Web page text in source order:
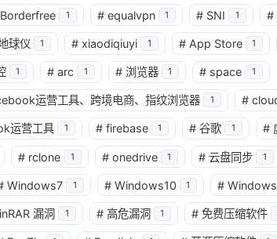
Matrixport2 OKX1 USDT4
bybit1 chatgpt25 yika1 万
加密货币4 大模型12 实体卡 2
数字套利3 数字货币 1 机场 11
稳定币入金1 美股开户 2 节点14
资产配置1 金融科技1 防失联7
八月 2026 七月 2026
Borderfree 1 # equalvpn 1 # SNI 1 #
球仪 1 # xiaodiqiuyi 1 # App Store 1
1 # arc 1 # 浏览器 1 # space 1
运营工具、跨境电商、指纹浏览器 1 #
运营工具 1 # firebase 1 # 谷歌 1 #
# rclone 1 # onedrive 1 # 云盘同步 1
Windows7 1 # Windows10 1 #
漏洞 1 # 高危漏洞 1 # 免费压缩软件